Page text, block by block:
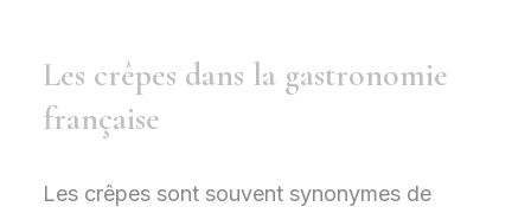
Les crêpes dans la gastronomie
française
Les crêpes sont souvent synonymes de